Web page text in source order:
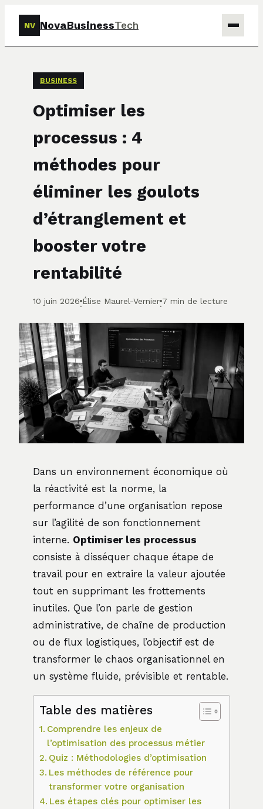
NV NovaBusinessTech
Marketing
BUSINESS
Optimiser les
processus : 4
méthodes pour
éliminer les goulots
d’étranglement et
booster votre
rentabilité
10 juin 2026
·
Élise Maurel-Vernier
·
7 min de lecture
Dans un environnement économique où
la réactivité est la norme, la
performance d’une organisation repose
sur l’agilité de son fonctionnement
interne. Optimiser les processus
consiste à disséquer chaque étape de
travail pour en extraire la valeur ajoutée
tout en supprimant les frottements
inutiles. Que l’on parle de gestion
administrative, de chaîne de production
ou de flux logistiques, l’objectif est de
transformer le chaos organisationnel en
un système fluide, prévisible et rentable.
Table des matières
Comprendre les enjeux de
l’optimisation des processus métier
Quiz : Méthodologies d’optimisation
Les méthodes de référence pour
transformer votre organisation
Les étapes clés pour optimiser les